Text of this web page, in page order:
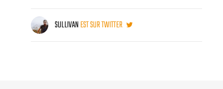
SULLIVANEST SUR TWITTER